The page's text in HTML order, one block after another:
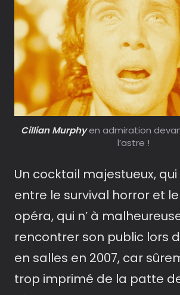
Cillian Murphyen admiration
l’astre !
Un cocktail majestueux,
entre le survival horror et
opéra, qui n’ à
rencontrer son public lors
en salles en 2007, car
trop imprimé de la patte